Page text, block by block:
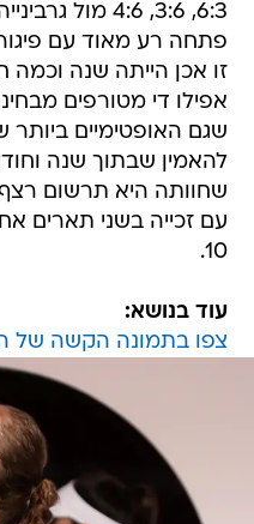
6:3, 3:6, 4:6
פתחה רע מאוד עם פיגור
זו אכן הייתה שנה וכמה
שגם האופטימיים
להאמין שבתוך שנה
עם זכייה בשני תארים
10.
עוד בנושא:
צפו בתמונה הקשה של